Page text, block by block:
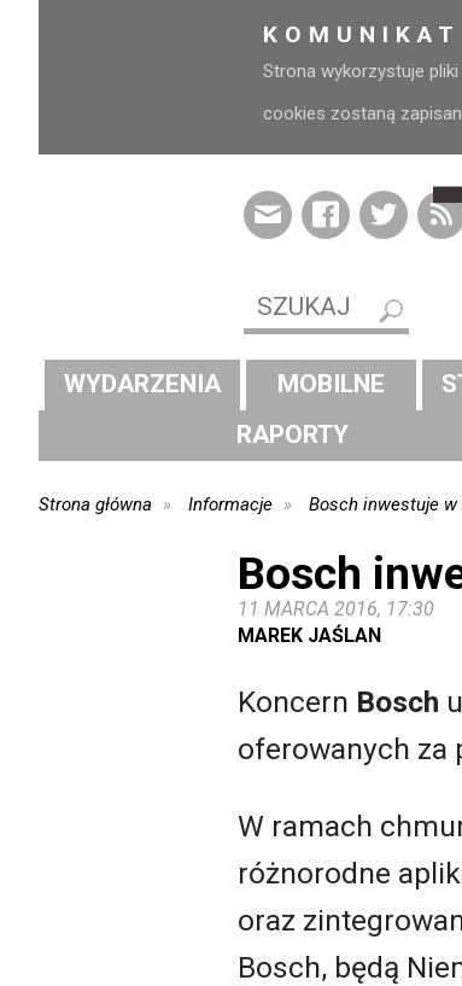
Strona wykorzystuje
cookies zostaną
WYDARZENIA MOBILNE
RAPORTY
Strona główna Informacje Bosch inwestuje
Bosch
11 MARCA 2016, 17:30
MAREK JAŚLAN
Koncern Bosch
oferowanych za
W ramach
różnorodne
oraz
Bosch, będą